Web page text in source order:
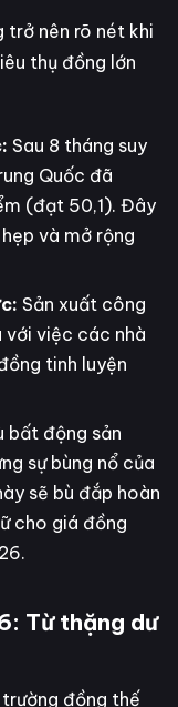
trở nên rõ nét khi
thụ đồng lớn
Sau 8 tháng suy
Quốc đã
(đạt 50,1). Đây
và mở rộng
Sản xuất công
với việc các nhà
tinh luyện
bất động sản
sự bùng nổ của
sẽ bù đắp hoàn
cho giá đồng
Từ thặng dư
đồng thế